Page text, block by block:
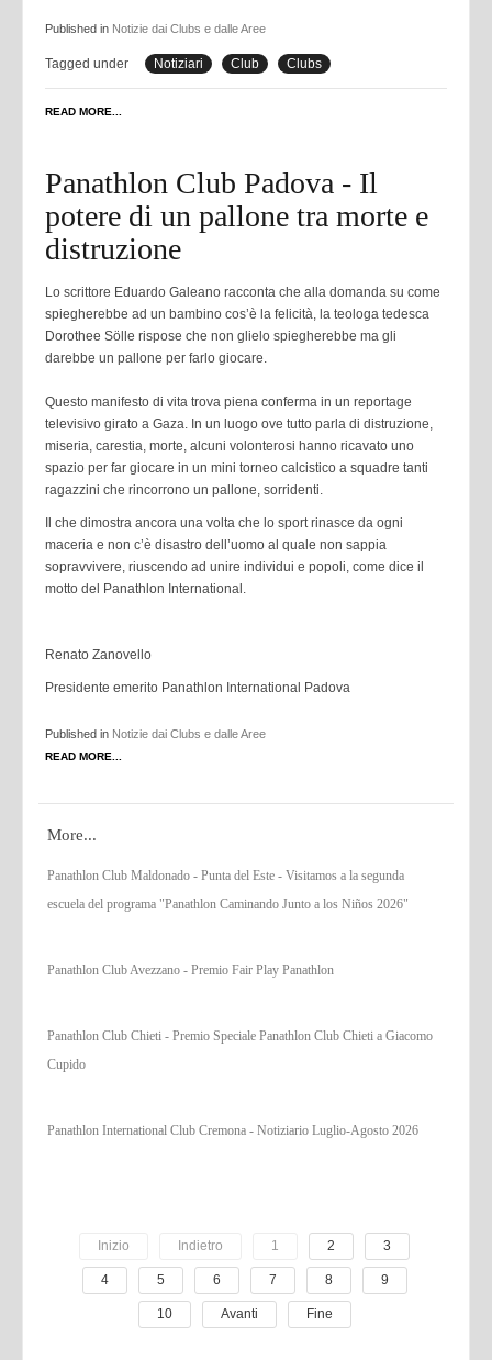
Published in Notizie dai Clubs e dalle Aree
Tagged under Notiziari Club Clubs
READ MORE...
Panathlon Club Padova - Il
potere di un pallone tra morte e
distruzione
Lo scrittore Eduardo Galeano racconta che alla domanda su come
spiegherebbe ad un bambino cos’è la felicità, la teologa tedesca
Dorothee Sölle rispose che non glielo spiegherebbe ma gli
darebbe un pallone per farlo giocare.
Questo manifesto di vita trova piena conferma in un reportage
televisivo girato a Gaza. In un luogo ove tutto parla di distruzione,
miseria, carestia, morte, alcuni volonterosi hanno ricavato uno
spazio per far giocare in un mini torneo calcistico a squadre tanti
ragazzini che rincorrono un pallone, sorridenti.
Il che dimostra ancora una volta che lo sport rinasce da ogni
maceria e non c’è disastro dell’uomo al quale non sappia
sopravvivere, riuscendo ad unire individui e popoli, come dice il
motto del Panathlon International.
Renato Zanovello
Presidente emerito Panathlon International Padova
Published in Notizie dai Clubs e dalle Aree
READ MORE...
More...
Panathlon Club Maldonado - Punta del Este - Visitamos a la segunda
escuela del programa "Panathlon Caminando Junto a los Niños 2026"
Panathlon Club Avezzano - Premio Fair Play Panathlon
Panathlon Club Chieti - Premio Speciale Panathlon Club Chieti a Giacomo
Cupido
Panathlon International Club Cremona - Notiziario Luglio-Agosto 2026
Inizio Indietro 1 2 3
4 5 6 7 8 9
10 Avanti Fine